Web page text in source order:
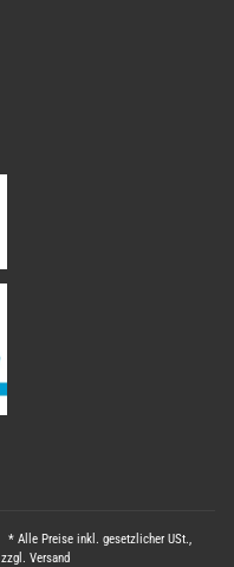
* Alle Preise inkl. gesetzlicher USt.,
zzgl.Versand